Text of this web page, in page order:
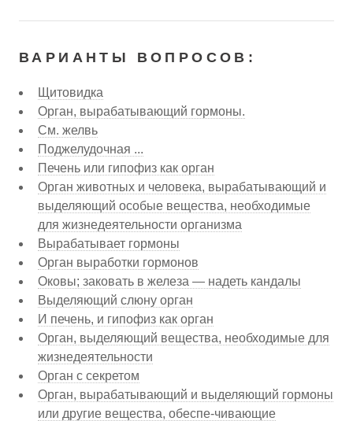
ВАРИАНТЫ ВОПРОСОВ:
Щитовидка
Орган, вырабатывающий гормоны.
См. желвь
Поджелудочная ...
Печень или гипофиз как орган
Орган животных и человека, вырабатывающий и
выделяющий особые вещества, необходимые
для жизнедеятельности организма
Вырабатывает гормоны
Орган выработки гормонов
Оковы; заковать в железа — надеть кандалы
Выделяющий слюну орган
И печень, и гипофиз как орган
Орган, выделяющий вещества, необходимые для
жизнедеятельности
Орган с секретом
Орган, вырабатывающий и выделяющий гормоны
или другие вещества, обеспе-чивающие